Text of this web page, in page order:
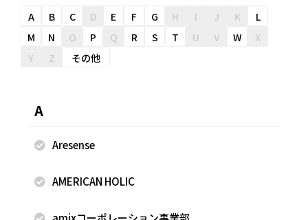
友だち追加
『スカーフで魅せる、ヨーロピアンシックコーデ！鮮やかな
ノトーンベースに華やぎを添えた、大人のヨーロピアンスタ
Tシャツ／ ハリ感のあるきれいめ素材に、スカーフ付きで着
すっきり見えを叶えます。取り外し可能なスカーフ付きだか
A B C D E F G H I J K
L
M
N O P Q R S T U V W
X
Y
Z その他
A
Aresense
AMERICAN HOLIC